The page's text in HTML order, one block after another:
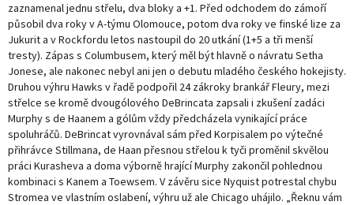
zaznamenal jednu střelu, dva bloky a +1. Před odchodem do zámoří
působil dva roky v A-týmu Olomouce, potom dva roky ve finské lize za
Jukurit a v Rockfordu letos nastoupil do 20 utkání (1+5 a tři menší
tresty). Zápas s Columbusem, který měl být hlavně o návratu Setha
Jonese, ale nakonec nebyl ani jen o debutu mladého českého hokejisty.
Druhou výhru Hawks v řadě podpořil 24 zákroky brankář Fleury, mezi
střelce se kromě dvougólového DeBrincata zapsali i zkušení zadáci
Murphy s de Haanem a gólům vždy předcházela vynikající práce
spoluhráčů. DeBrincat vyrovnával sám před Korpisalem po výtečné
přihrávce Stillmana, de Haan přesnou střelou k tyči proměnil skvělou
práci Kurasheva a doma výborně hrající Murphy zakončil pohlednou
kombinaci s Kanem a Toewsem. V závěru sice Nyquist potrestal chybu
Stromea ve vlastním oslabení, výhru už ale Chicago uhájilo. „Řeknu vám